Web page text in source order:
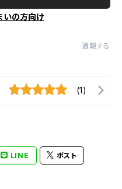
いの方向け
通報する
(1)
LINE ポスト